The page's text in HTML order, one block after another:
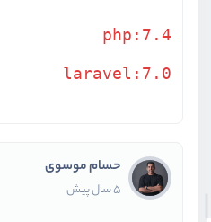
t install illuminate/
t install illuminate/
t install illuminate/
t install illuminate/
t install illuminate/
php:7.4
laravel:7.0
حسام موسوی
5 سال پیش